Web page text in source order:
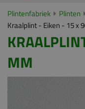
Plintenfabriek Plinten
Kraalplint - Eiken - 15 x
MM